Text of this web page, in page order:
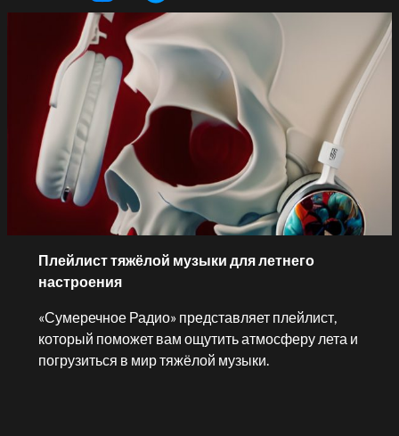
Плейлист тяжёлой музыки для летнего
настроения
«Сумеречное Радио» представляет плейлист,
который поможет вам ощутить атмосферу лета и
погрузиться в мир тяжёлой музыки.